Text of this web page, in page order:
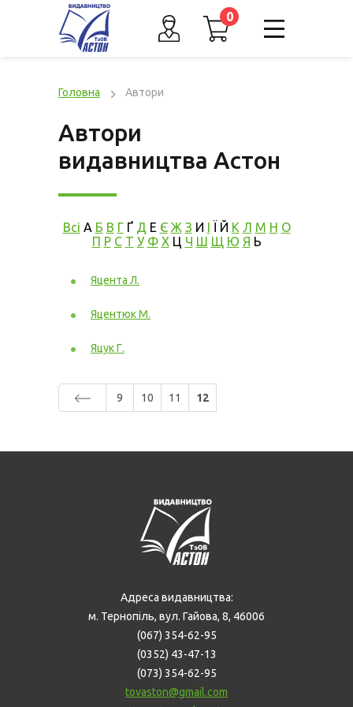
0
Головна Автори
Автори
видавництва Астон
Всі А Б В Г Ґ Д Е Є Ж З И І Ї Й К Л М Н О
П Р С Т У Ф Х Ц Ч Ш Щ Ю Я Ь
Яцента Л.
Яцентюк М.
Яцук Г.
9 10 11 12
Адреса видавництва:
м. Тернопіль, вул. Гайова, 8, 46006
(067) 354-62-95
(0352) 43-47-13
(073) 354-62-95
tovaston@gmail.com